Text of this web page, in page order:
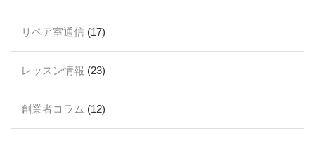
リペア室通信 (17)
レッスン情報 (23)
創業者コラム (12)